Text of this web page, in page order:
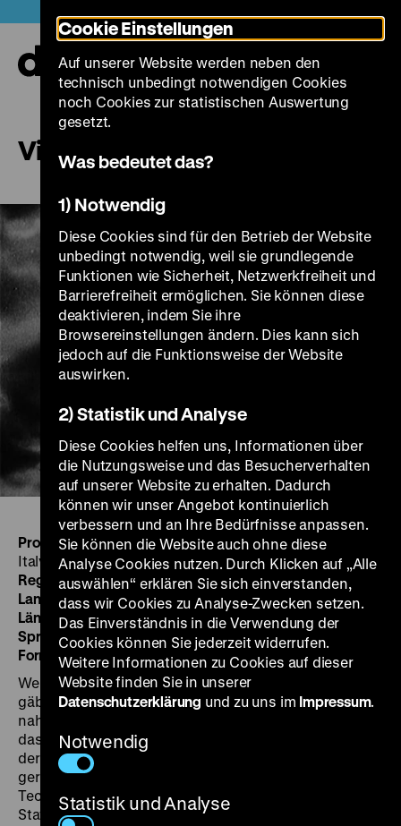
zum
Seiteninhalt
springen
Village Without Words
Play
Produktion:David Kurland Productions, Rome, for ECA
Italy
Regie: David Kurland
Land/Jahr:IT 1950
Länge :12'
Sprache: Englisch
Format:35mm, 1:1.37, mono, s/w
Wenn es einen idealtypischen Marshall-Plan-Film
gäbe, dann kämeVillage without Words dem sehr
nahe. Überraschender Weise nimmt in Kurlands Film
das Ideal dabei die Form eines Hymnus an, einer Feier
der Hilfeleistungen und des Aufschwungs. Viele der so
gern für die ERP-Propaganda genutzten Mittel und
Techniken fehlen in
Village without Words
Stattdessen löst sich der Film von allem
Cookie Einstellungen
Auf unserer Website werden neben den
technisch unbedingt notwendigen Cookies
noch Cookies zur statistischen Auswertung
gesetzt.
Was bedeutet das?
1) Notwendig
Diese Cookies sind für den Betrieb der Website
unbedingt notwendig, weil sie grundlegende
Funktionen wie Sicherheit, Netzwerkfreiheit und
Barrierefreiheit ermöglichen. Sie können diese
deaktivieren, indem Sie ihre
Browsereinstellungen ändern. Dies kann sich
jedoch auf die Funktionsweise der Website
auswirken.
2) Statistik und Analyse
Diese Cookies helfen uns, Informationen über
die Nutzungsweise und das Besucherverhalten
auf unserer Website zu erhalten. Dadurch
können wir unser Angebot kontinuierlich
verbessern und an Ihre Bedürfnisse anpassen.
Sie können die Website auch ohne diese
Analyse Cookies nutzen. Durch Klicken auf „Alle
auswählen“ erklären Sie sich einverstanden,
dass wir Cookies zu Analyse-Zwecken setzen.
Das Einverständnis in die Verwendung der
Cookies können Sie jederzeit widerrufen.
Weitere Informationen zu Cookies auf dieser
Website finden Sie in unserer
Datenschutzerklärung und zu uns im Impressum.
Notwendig
Statistik und Analyse